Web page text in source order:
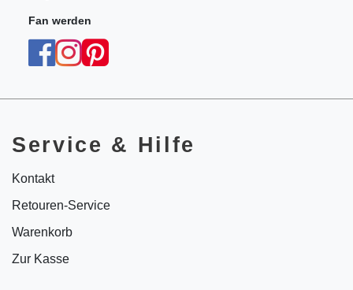
Fan werden
Service & Hilfe
Kontakt
Retouren-Service
Warenkorb
Zur Kasse